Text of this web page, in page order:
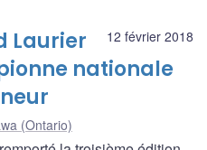
12 février 2018
Laurier
nationale
(Ontario)